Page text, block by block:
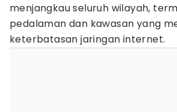
menjangkau seluruh wilayah,
pedalaman dan kawasan yang
keterbatasan jaringan internet.